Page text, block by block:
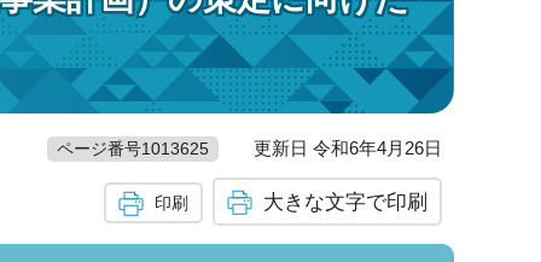
ページ番号1013625 更新日 令和6年4月26日
印刷 大きな文字で印刷